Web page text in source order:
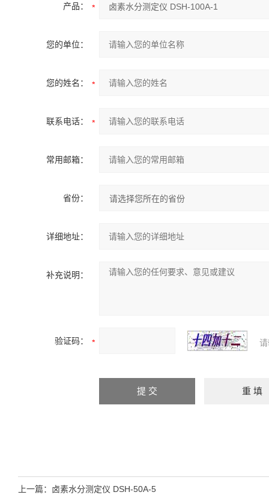
产品：
您的单位：
您的姓名：
联系电话：
常用邮箱：
省份：
详细地址：
补充说明：
验证码：
上一篇： 卤素水分测定仪 DSH-50A-5